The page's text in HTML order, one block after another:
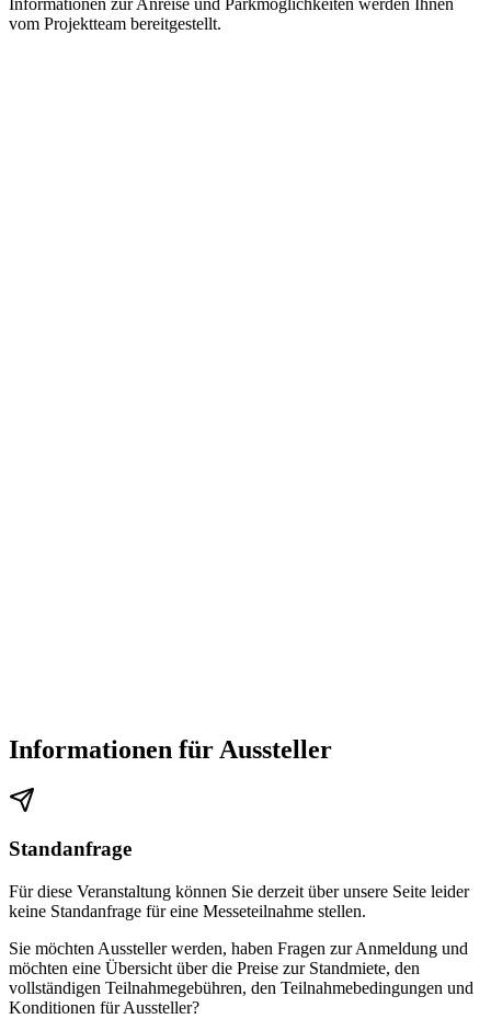
vom Projektteam bereitgestellt.
Informationen für Aussteller
Standanfrage
Für diese Veranstaltung können Sie derzeit über unsere Seite leider
keine Standanfrage für eine Messeteilnahme stellen.
Sie möchten Aussteller werden, haben Fragen zur Anmeldung und
möchten eine Übersicht über die Preise zur Standmiete, den
vollständigen Teilnahmegebühren, den Teilnahmebedingungen und
Konditionen für Aussteller?